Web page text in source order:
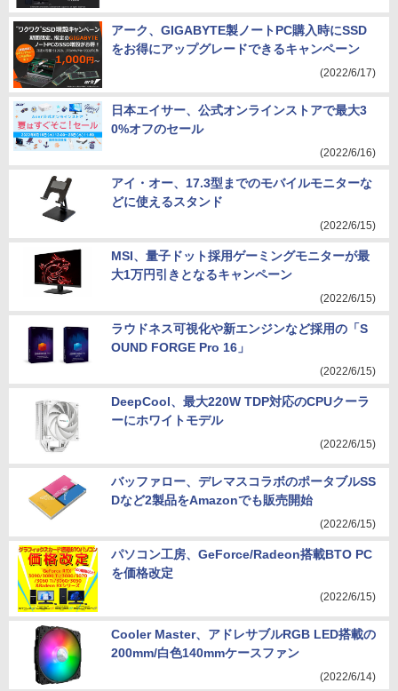
アーク、GIGABYTE製ノートPC購入時にSSD
をお得にアップグレードできるキャンペーン
(2022/6/17)
日本エイサー、公式オンラインストアで最大3
0%オフのセール
(2022/6/16)
アイ・オー、17.3型までのモバイルモニターな
どに使えるスタンド
(2022/6/15)
MSI、量子ドット採用ゲーミングモニターが最
大1万円引きとなるキャンペーン
(2022/6/15)
ラウドネス可視化や新エンジンなど採用の「S
OUND FORGE Pro 16」
(2022/6/15)
DeepCool、最大220W TDP対応のCPUクーラ
ーにホワイトモデル
(2022/6/15)
バッファロー、デレマスコラボのポータブルSS
Dなど2製品をAmazonでも販売開始
(2022/6/15)
パソコン工房、GeForce/Radeon搭載BTO PC
を価格改定
(2022/6/15)
Cooler Master、アドレサブルRGB LED搭載の
200mm/白色140mmケースファン
(2022/6/14)